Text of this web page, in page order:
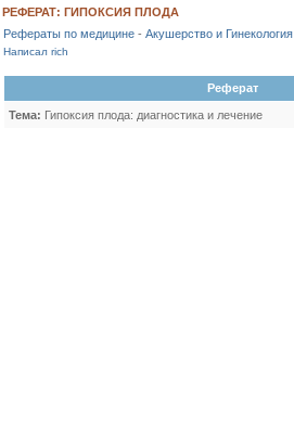
РЕФЕРАТ: ГИПОКСИЯ ПЛОДА
Рефераты по медицине - Акушерство и Гинекология
Написал rich
Реферат
Тема: Гипоксия плода: диагностика и лечение